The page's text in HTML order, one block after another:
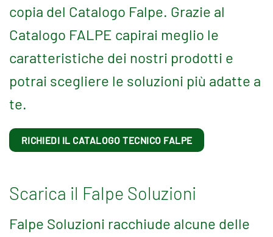
copia del Catalogo Falpe. Grazie al
Catalogo FALPE capirai meglio le
caratteristiche dei nostri prodotti e
potrai scegliere le soluzioni più adatte a
te.
RICHIEDI IL CATALOGO TECNICO FALPE
Scarica il Falpe Soluzioni
Falpe Soluzioni racchiude alcune delle